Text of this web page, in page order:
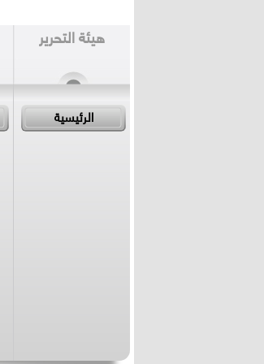
هيئة التحرير
الرئيسية